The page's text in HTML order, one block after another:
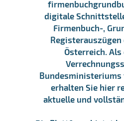
digitale
Firmenbuch-,
Österreich.
Bundesministeriums
erhalten Sie hier
aktuelle und